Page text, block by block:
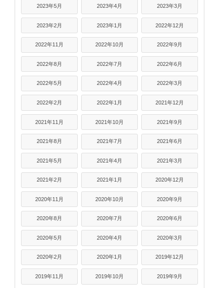
2023年5月 2023年4月 2023年3月
2023年2月 2023年1月 2022年12月
2022年11月 2022年10月 2022年9月
2022年8月 2022年7月 2022年6月
2022年5月 2022年4月 2022年3月
2022年2月 2022年1月 2021年12月
2021年11月 2021年10月 2021年9月
2021年8月 2021年7月 2021年6月
2021年5月 2021年4月 2021年3月
2021年2月 2021年1月 2020年12月
2020年11月 2020年10月 2020年9月
2020年8月 2020年7月 2020年6月
2020年5月 2020年4月 2020年3月
2020年2月 2020年1月 2019年12月
2019年11月 2019年10月 2019年9月